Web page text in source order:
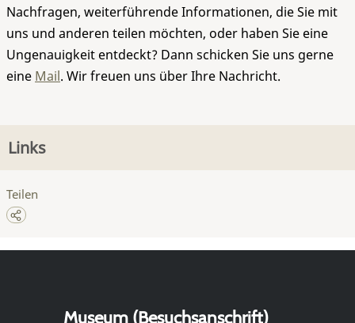
Nachfragen, weiterführende Informationen, die Sie mit
uns und anderen teilen möchten, oder haben Sie eine
Ungenauigkeit entdeckt? Dann schicken Sie uns gerne
eine Mail. Wir freuen uns über Ihre Nachricht.
Links
Teilen
Museum (Besuchsanschrift)